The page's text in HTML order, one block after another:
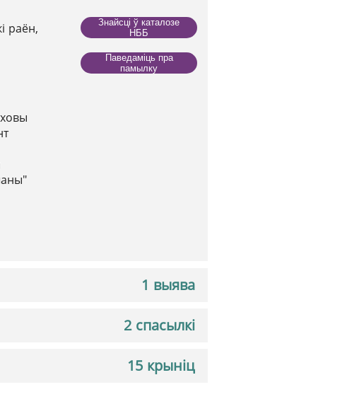
раён,
Знайсці ў каталозе
НББ
Паведаміць пра
памылку
1 выява
2 спасылкі
15 крыніц